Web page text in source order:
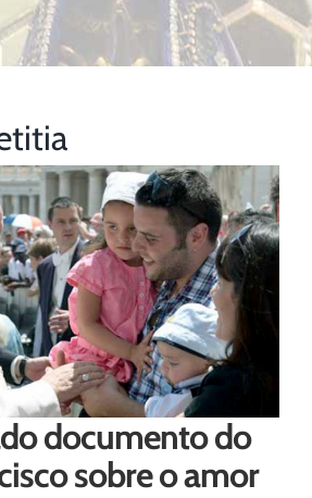
documento do
sobre o amor